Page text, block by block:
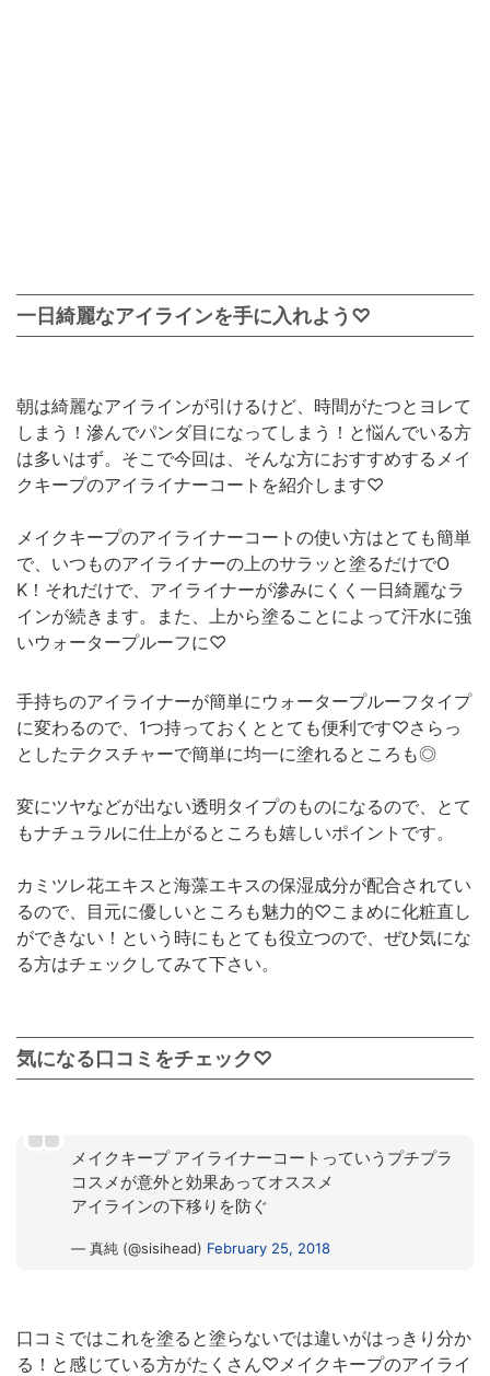
一日綺麗なアイラインを手に入れよう♡
朝は綺麗なアイラインが引けるけど、時間がたつとヨレて
しまう！滲んでパンダ目になってしまう！と悩んでいる方
は多いはず。そこで今回は、そんな方におすすめするメイ
クキープのアイライナーコートを紹介します♡
メイクキープのアイライナーコートの使い方はとても簡単
で、いつものアイライナーの上のサラッと塗るだけでO
K！それだけで、アイライナーが滲みにくく一日綺麗なラ
インが続きます。また、上から塗ることによって汗水に強
いウォータープルーフに♡
手持ちのアイライナーが簡単にウォータープルーフタイプ
に変わるので、1つ持っておくととても便利です♡さらっ
としたテクスチャーで簡単に均一に塗れるところも◎
変にツヤなどが出ない透明タイプのものになるので、とて
もナチュラルに仕上がるところも嬉しいポイントです。
カミツレ花エキスと海藻エキスの保湿成分が配合されてい
るので、目元に優しいところも魅力的♡こまめに化粧直し
ができない！という時にもとても役立つので、ぜひ気にな
る方はチェックしてみて下さい。
気になる口コミをチェック♡
メイクキープ アイライナーコートっていうプチプラ
コスメが意外と効果あってオススメ
アイラインの下移りを防ぐ
— 真純 (@sisihead) February 25, 2018
口コミではこれを塗ると塗らないでは違いがはっきり分か
る！と感じている方がたくさん♡メイクキープのアイライ